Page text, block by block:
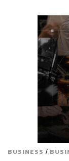
BUSINESS /